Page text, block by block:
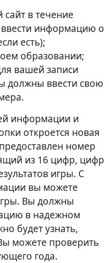
в течение
ввести информацию о
есть);
образовании;
вашей записи
должны ввести свою
информации и
откроется новая
номер
из 16 цифр, цифр
игры. С
вы можете
Вы должны
в надежном
будет узнать,
можете проверить
года.